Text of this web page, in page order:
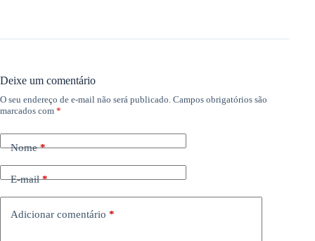
Deixe um comentário
O seu endereço de e-mail não será publicado. Campos obrigatórios são
marcados com *
Nome*
E-mail*
Adicionar comentário *